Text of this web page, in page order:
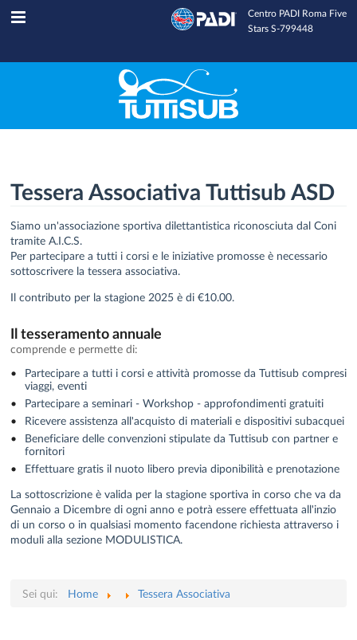
Centro PADI Roma Five
Stars S-799448
Tuttisub INFOLINE
Tessera Associativa Tuttisub ASD
Siamo un'associazione sportiva dilettantistica riconosciuta dal Coni
tramite A.I.C.S.
Per partecipare a tutti i corsi e le iniziative promosse è necessario
sottoscrivere la tessera associativa.
Il contributo per la stagione 2025 è di €10.00.
Il tesseramento annuale
comprende e permette di:
Partecipare a tutti i corsi e attività promosse da Tuttisub compresi
viaggi, eventi
Partecipare a seminari - Workshop - approfondimenti gratuiti
Ricevere assistenza all'acquisto di materiali e dispositivi subacquei
Beneficiare delle convenzioni stipulate da Tuttisub con partner e
fornitori
Effettuare gratis il nuoto libero previa diponibilità e prenotazione
La sottoscrizione è valida per la stagione sportiva in corso che va da
Gennaio a Dicembre di ogni anno e potrà essere effettuata all'inzio
di un corso o in qualsiasi momento facendone richiesta attraverso i
moduli alla sezione MODULISTICA.
Sei qui: Home Tessera Associativa